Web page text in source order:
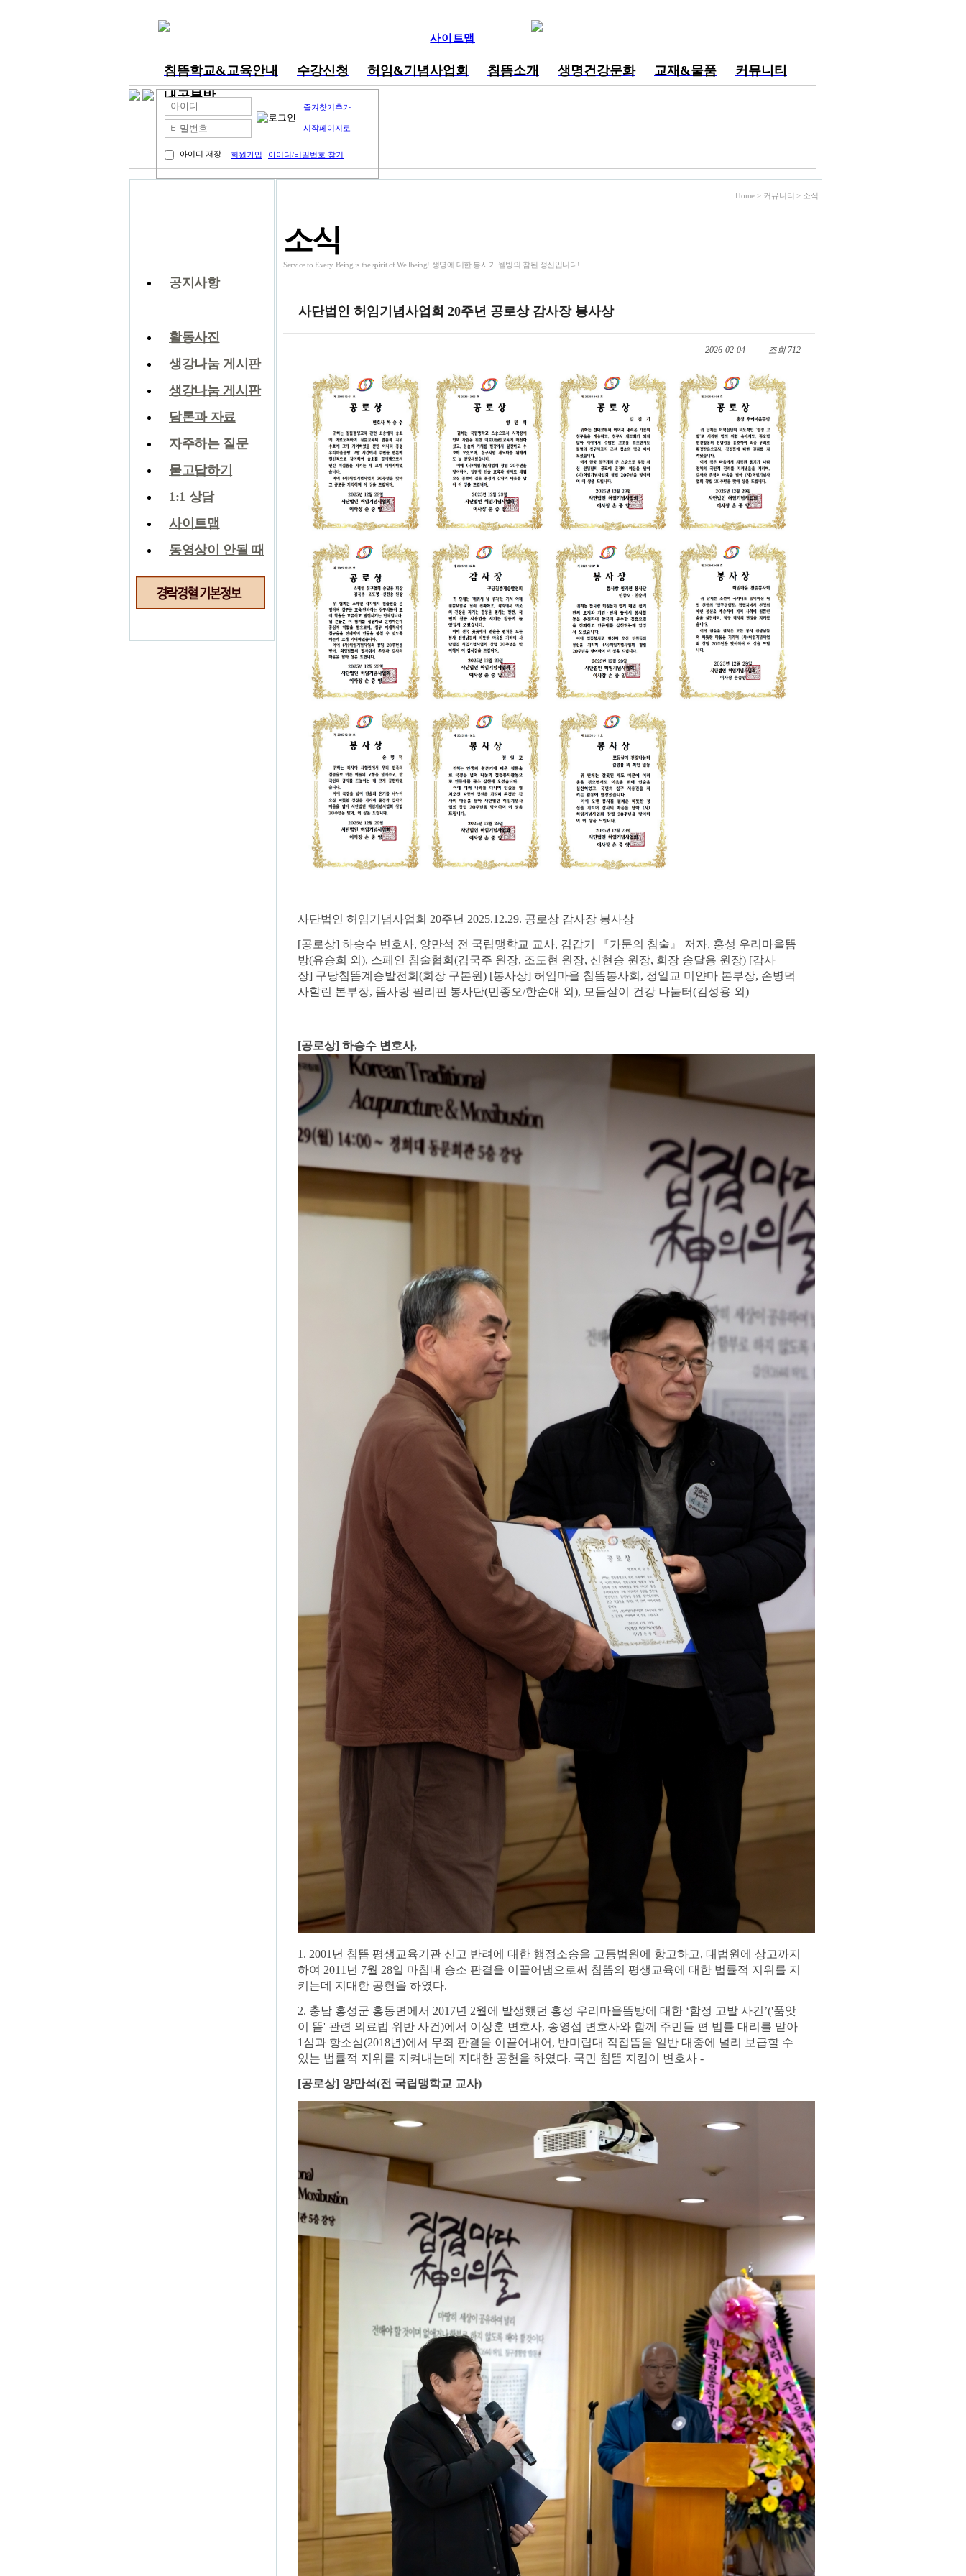
사이트맵
침뜸학교&교육안내 수강신청 허임&기념사업회 침뜸소개 생명건강문화 교재&물품
커뮤니티
내공부방
즐겨찾기추가
시작페이지로
아이디 저장 회원가입 아이디/비밀번호 찾기
공지사항
활동사진
생강나눔 게시판
생강나눔 게시판
담론과 자료
자주하는 질문
묻고답하기
1:1 상담
사이트맵
동영상이 안될 때
소식
Service to Every Being is the spirit of Wellbeing! 생명에 대한 봉사가 웰빙의 참된 정신입니다!
Home > 커뮤니티 > 소식
사단법인 허임기념사업회 20주년 공로상 감사장 봉사상
2026-02-04 조회 712
사단법인 허임기념사업회 20주년 2025.12.29. 공로상 감사장 봉사상
[공로상] 하승수 변호사, 양만석 전 국립맹학교 교사, 김갑기 『가문의 침술 』 저자, 홍성 우리마을뜸
방(유승희 외 ), 스페인 침술협회 (김국주 원장, 조도현 원장, 신현승 원장, 회장 송달용 원장) [감사
장] 구당침뜸계승발전회 (회장 구본원) [봉사상] 허임마을 침뜸봉사회, 정일교 미얀마 본부장, 손병덕
사할린 본부장, 뜸사랑 필리핀 봉사단(민종오/한순애 외 ), 모듬살이 건강 나눔터(김성용 외 )
[공로상] 하승수 변호사,
1. 2001 년 침뜸 평생교육기관 신고 반려에 대한 행정소송을 고등법원에 항고하고, 대법원에 상고까지
하여 2011 년 7월 28일 마침내 승소 판결을 이끌어냄으로써 침뜸의 평생교육에 대한 법률적 지위를 지
키는데 지대한 공헌을 하였다.
2. 충남 홍성군 홍동면에서 2017년 2월에 발생했던 홍성 우리마을뜸방에 대한 ‘함정 고발 사건 ’('품앗
이 뜸' 관련 의료법 위반 사건)에서 이상훈 변호사, 송영섭 변호사와 함께 주민들 편 법률 대리를 맡아
1 심과 항소심(2018년)에서 무죄 판결을 이끌어내어 , 반미립대 직접뜸을 일반 대중에 널리 보급할 수
있는 법률적 지위를 지켜내는데 지대한 공헌을 하였다. 국민 침뜸 지킴이 변호사 -
[공로상] 양만석(전 국립맹학교 교사)